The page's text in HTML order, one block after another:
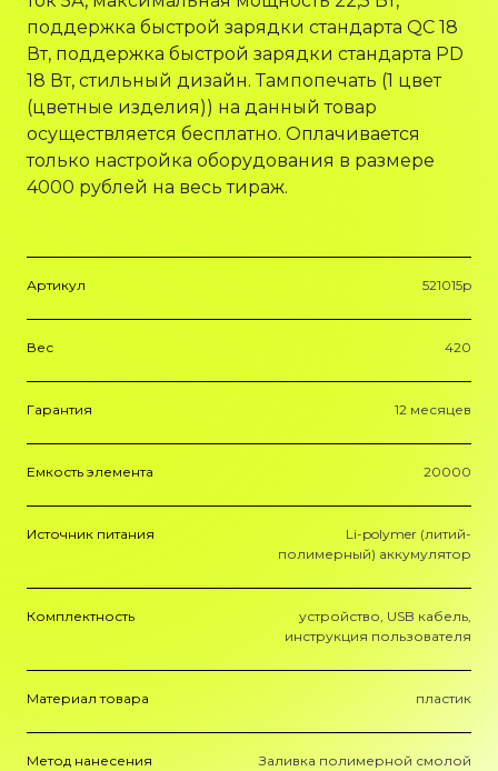
поддержка быстрой зарядки стандарта QC 18
Вт, поддержка быстрой зарядки стандарта PD
18 Вт, стильный дизайн. Тампопечать (1 цвет
(цветные изделия)) на данный товар
осуществляется бесплатно. Оплачивается
только настройка оборудования в размере
4000 рублей на весь тираж.
Артикул 521015p
Вес 420
Гарантия 12 месяцев
Емкость элемента 20000
Источник питания
Li-polymer (литий-
полимерный) аккумулятор
Комплектность
устройство, USB кабель,
инструкция пользователя
Материал товара пластик
Метод нанесения Заливка полимерной смолой